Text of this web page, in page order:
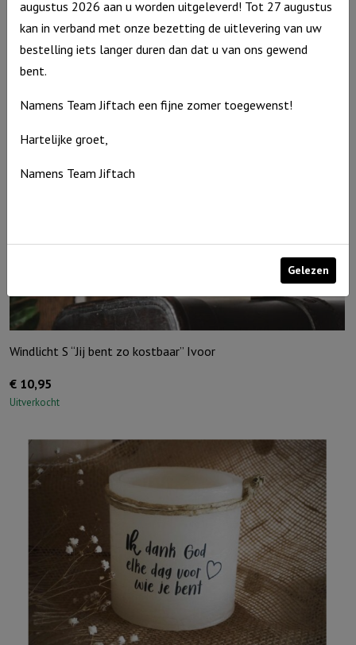
Windlicht S ‘Papa ik hou van jou, Grijs
10,95
Op voorraad
Windlicht
ik
Windlicht S “Jij bent zo kostbaar” Ivoor
€ 10,95
Uitverkocht
augustus 2026 aan u worden uitgeleverd! Tot 27 augustus
kan in verband met onze bezetting de uitlevering van uw
bestelling iets langer duren dan dat u van ons gewend
bent.
Namens Team Jiftach een fijne zomer toegewenst!
Hartelijke groet,
Namens Team Jiftach
Gelezen